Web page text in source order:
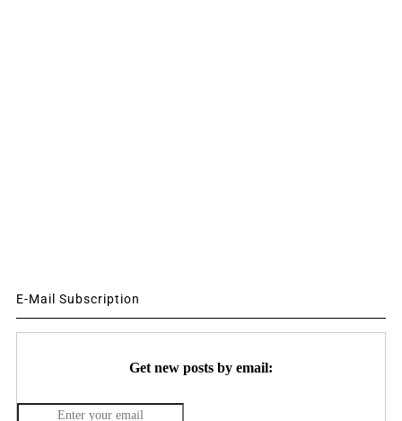
E-Mail Subscription
Get new posts by email: